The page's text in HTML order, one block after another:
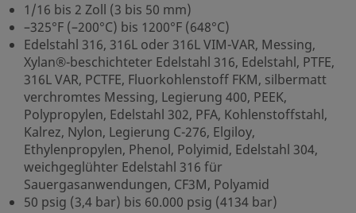
1/16 bis 2 Zoll (3 bis 50 mm)
–325°F (–200°C) bis 1200°F (648°C)
Edelstahl 316, 316L oder 316L VIM-VAR, Messing,
Xylan®-beschichteter Edelstahl 316, Edelstahl, PTFE,
316L VAR, PCTFE, Fluorkohlenstoff FKM, silbermatt
verchromtes Messing, Legierung 400, PEEK,
Polypropylen, Edelstahl 302, PFA, Kohlenstoffstahl,
Kalrez, Nylon, Legierung C-276, Elgiloy,
Ethylenpropylen, Phenol, Polyimid, Edelstahl 304,
weichgeglühter Edelstahl 316 für
Sauergasanwendungen, CF3M, Polyamid
50 psig (3,4 bar) bis 60.000 psig (4134 bar)